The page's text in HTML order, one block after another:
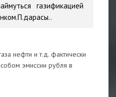
газификацией
нефти и т.д. фактически
эмиссии рубля в